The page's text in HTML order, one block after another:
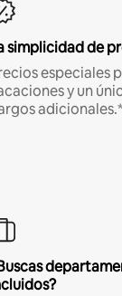
simplicidad de
especiales
y un
adicionales.*